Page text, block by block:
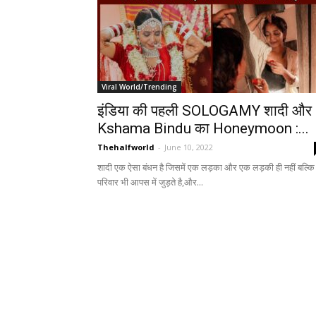
Viral World/Trending
इंडिया की पहली SOLOGAMY शादी और
Kshama Bindu का Honeymoon :...
Thehalfworld - June 10, 2022
शादी एक ऐसा बंधन है जिसमें एक लड़का और एक लड़की ही नहीं
परिवार भी आपस में जुड़ते है,और...